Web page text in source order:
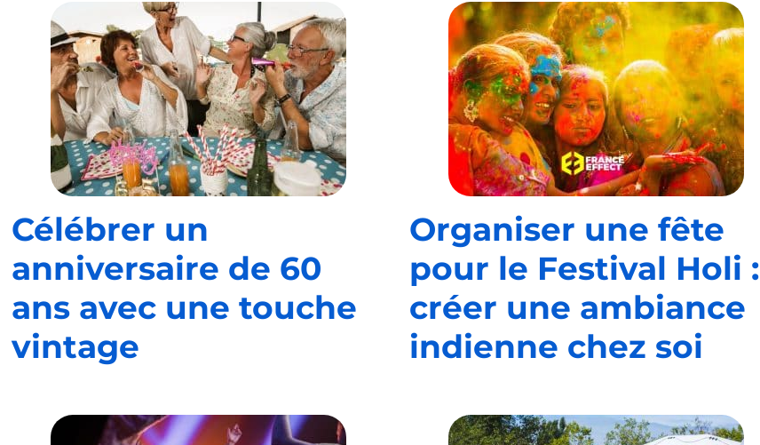
Célébrer un
anniversaire de 60
ans avec une touche
vintage
Organiser une fête
pour le Festival Holi :
créer une ambiance
indienne chez soi